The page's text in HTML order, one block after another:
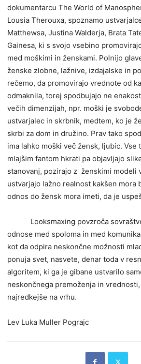
dokumentarcu The World of
Lousia Therouxa, spoznamo
Matthewsa, Justina Walderja, Brata
Gainesa, ki s svojo vsebino
med moškimi in ženskami. Polnijo
ženske zlobne, lažnive, izdajalske in
rečemo, da promovirajo vrednote od
odmaknila, torej spodbujajo ne
večih dimenzijah, npr. moški je
ustvarjalec in skrbnik, medtem, ko je
skrbi za dom in družino. Prav tako
ima lahko moški več žensk, ljubic. Vse
mlajšim fantom hkrati pa objavljajo
stanovanj, pozirajo z ženskimi modeli
ustvarjajo lažno realnost kakšen mora
odnos do žensk mora imeti, da je
Looksmaxing povzroča sovraštvo
odnose med spoloma in med
kot da odpira neskončne možnosti
ponuja svet, nasvete, denar toda v
algoritem, ki ga je gibane ustvarilo
neskončnega premoženja in
najredkejše na vrhu.
Lev Luka Muller Pograjc